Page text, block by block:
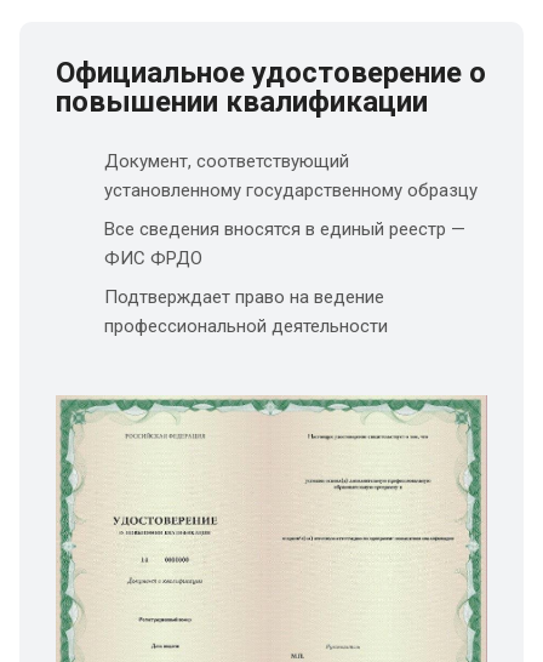
Официальное удостоверение о
повышении квалификации
Документ, соответствующий
установленному государственному образцу
Все сведения вносятся в единый реестр —
ФИС ФРДО
Подтверждает право на ведение
профессиональной деятельности